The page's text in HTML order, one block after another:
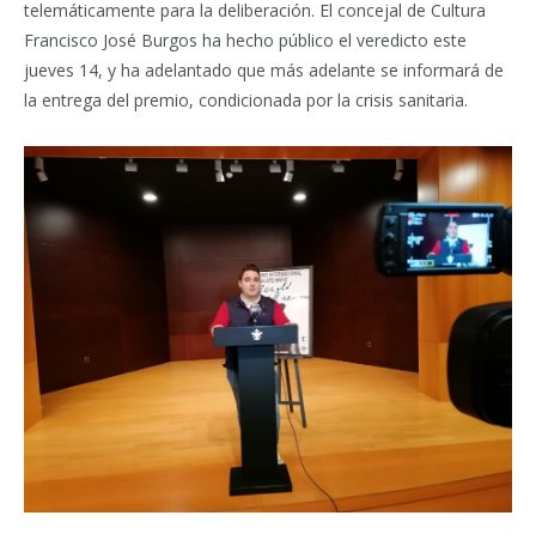
telemáticamente para la deliberación. El concejal de Cultura
Francisco José Burgos ha hecho público el veredicto este
jueves 14, y ha adelantado que más adelante se informará de
la entrega del premio, condicionada por la crisis sanitaria.